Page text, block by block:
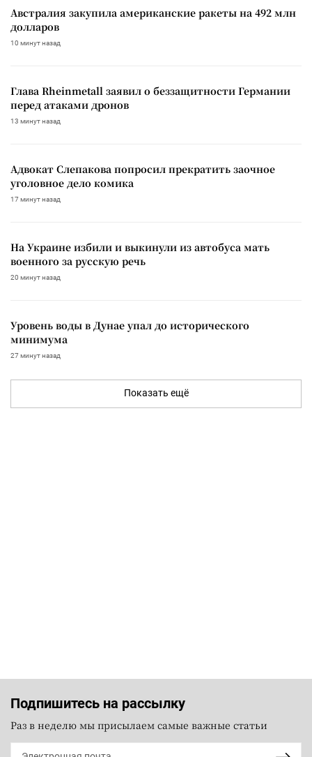
Австралия закупила американские ракеты на 492 млн
долларов
10 минут назад
Глава Rheinmetall заявил о беззащитности Германии
перед атаками дронов
13 минут назад
Адвокат Слепакова попросил прекратить заочное
уголовное дело комика
17 минут назад
На Украине избили и выкинули из автобуса мать
военного за русскую речь
20 минут назад
Уровень воды в Дунае упал до исторического
минимума
27 минут назад
Показать ещё
Подпишитесь на рассылку
Раз в неделю мы присылаем самые важные статьи